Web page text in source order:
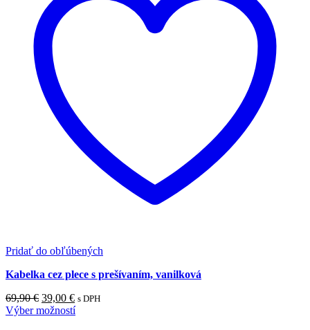
Pridať do obľúbených
Kabelka cez plece s prešívaním, vanilková
69,90€ Pôvodná
cena
39,00 €Aktuálna
cena
s DPH
Výber možností